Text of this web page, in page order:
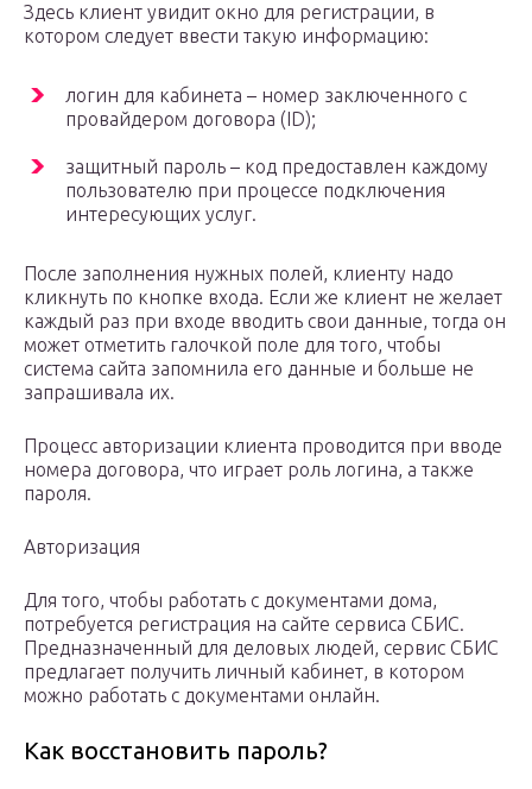
Здесь клиент увидит окно для регистрации, в
котором следует ввести такую информацию:
логин для кабинета – номер заключенного с
провайдером договора (ID);
защитный пароль – код предоставлен каждому
пользователю при процессе подключения
интересующих услуг.
После заполнения нужных полей, клиенту надо
кликнуть по кнопке входа. Если же клиент не желает
каждый раз при входе вводить свои данные, тогда он
может отметить галочкой поле для того, чтобы
система сайта запомнила его данные и больше не
запрашивала их.
Процесс авторизации клиента проводится при вводе
номера договора, что играет роль логина, а также
пароля.
Авторизация
Для того, чтобы работать с документами дома,
потребуется регистрация на сайте сервиса СБИС.
Предназначенный для деловых людей, сервис СБИС
предлагает получить личный кабинет, в котором
можно работать с документами онлайн.
Как восстановить пароль?